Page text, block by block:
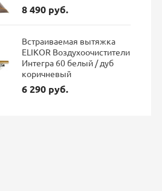
8 490 руб.
Встраиваемая вытяжка
ELIKOR Воздухоочистители
Интегра 60 белый / дуб
коричневый
6 290 руб.